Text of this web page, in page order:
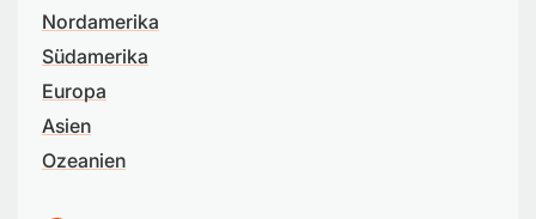
Nordamerika
Südamerika
Europa
Asien
Ozeanien